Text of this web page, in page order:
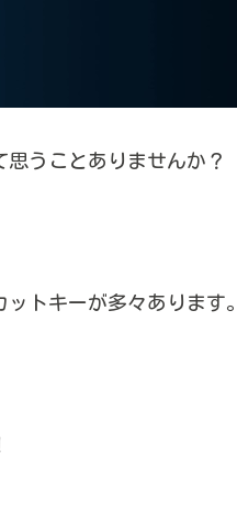
思うことありませんか？
トキーが多々あります。